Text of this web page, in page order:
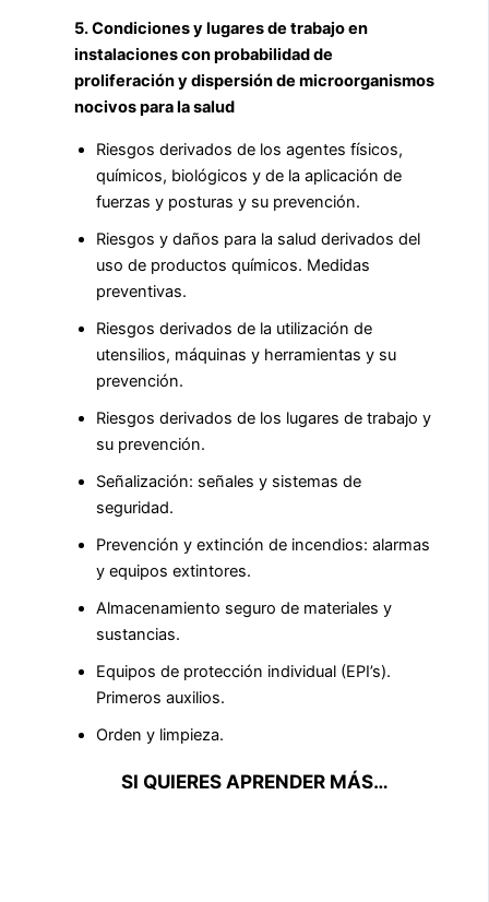
5. Condiciones y lugares de trabajo en
instalaciones con probabilidad de
proliferación y dispersión de microorganismos
nocivos para la salud
Riesgos derivados de los agentes físicos,
químicos, biológicos y de la aplicación de
fuerzas y posturas y su prevención.
Riesgos y daños para la salud derivados del
uso de productos químicos. Medidas
preventivas.
Riesgos derivados de la utilización de
utensilios, máquinas y herramientas y su
prevención.
Riesgos derivados de los lugares de trabajo y
su prevención.
Señalización: señales y sistemas de
seguridad.
Prevención y extinción de incendios: alarmas
y equipos extintores.
Almacenamiento seguro de materiales y
sustancias.
Equipos de protección individual (EPI’s).
Primeros auxilios.
Orden y limpieza.
SI QUIERES APRENDER MÁS…